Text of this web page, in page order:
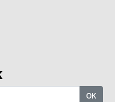
OK